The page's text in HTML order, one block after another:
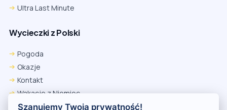
Ultra Last Minute
Wycieczki z Polski
Pogoda
Okazje
Kontakt
Wakacje z Niemiec
Polityka Prywatności
Firefox
Ustawienia → Prywatność i bezpieczeństwo → Pliki cookie innych
firm → ustaw „Zezwalaj”.
Na czas rezerwacji nie blokuj cookies i śledzenia dla tej witryny.
Szanujemy Twoją prywatność!